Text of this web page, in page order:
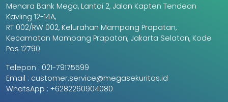
Menara Bank Mega, Lantai 2, Jalan Kapten Tendean
Kavling 12-14A,
RT 002/RW 002, Kelurahan Mampang Prapatan,
Kecamatan Mampang Prapatan, Jakarta Selatan, Kode
Pos 12790
Telepon : 021-79175599
Email : customer.service@megasekuritas.id
WhatsApp : +6282260904080